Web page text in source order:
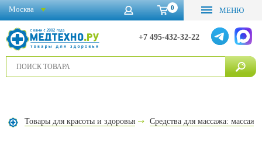
0 МЕНЮ
+7 495-432-32-22
Москва
Товары для красоты и здоровья Средства для массажа: